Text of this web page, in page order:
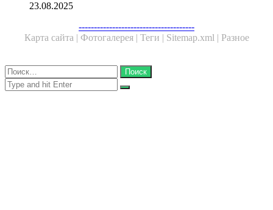
23.08.2025
--------------------------------------
Карта сайта | Фотогалерея | Теги | Sitemap.xml | Разное
Close
Найти:
Close
Search